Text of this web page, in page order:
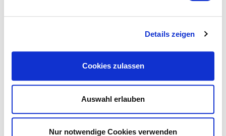
Details zeigen
Cookies zulassen
Auswahl erlauben
Nur notwendige Cookies verwenden
Das könnte Ihnen ebenfalls
gefallen...